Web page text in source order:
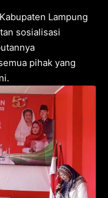
Lampung
sosialisasi
pihak yang